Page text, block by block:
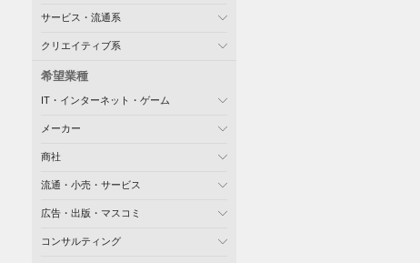
サービス・流通系
クリエイティブ系
希望業種
IT・インターネット・ゲーム
メーカー
商社
流通・小売・サービス
広告・出版・マスコミ
コンサルティング